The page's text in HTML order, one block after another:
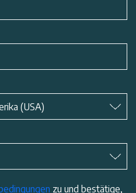
(USA)
zu und bestätige,